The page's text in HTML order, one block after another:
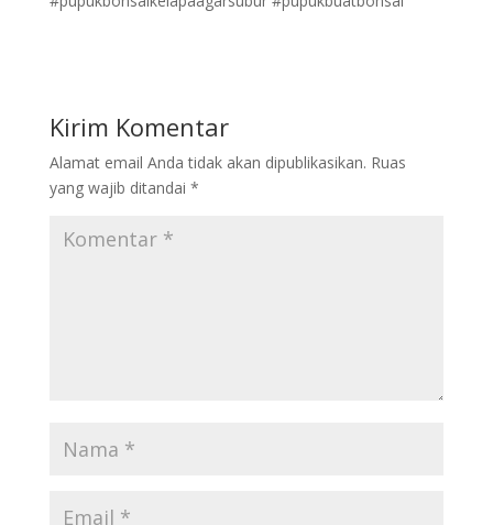
Kirim Komentar
Alamat email Anda tidak akan dipublikasikan. Ruas
yang wajib ditandai *